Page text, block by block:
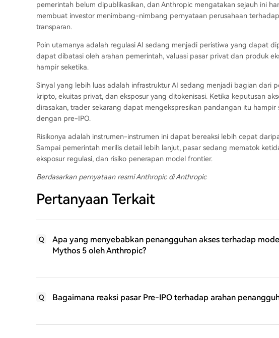
pemerintah belum dipublikasikan, dan Anthropic mengatakan sejauh ini
membuat investor menimbang-nimbang pernyataan perusahaan
transparan.
Poin utamanya adalah regulasi AI sedang menjadi peristiwa yang dapat
dapat dibatasi oleh arahan pemerintah, valuasi pasar privat dan produk
hampir seketika.
Sinyal yang lebih luas adalah infrastruktur AI sedang menjadi bagian dari
kripto, ekuitas privat, dan eksposur yang ditokenisasi. Ketika keputusan
dirasakan, trader sekarang dapat mengekspresikan pandangan itu
dengan pre-IPO.
Risikonya adalah instrumen-instrumen ini dapat bereaksi lebih cepat
Sampai pemerintah merilis detail lebih lanjut, pasar sedang mematok
eksposur regulasi, dan risiko penerapan model frontier.
Berdasarkan pernyataan resmi Anthropic di Anthropic
Pertanyaan Terkait
Q
Apa yang menyebabkan penangguhan akses terhadap
Mythos 5 oleh Anthropic?
Q Bagaimana reaksi pasar Pre-IPO terhadap arahan